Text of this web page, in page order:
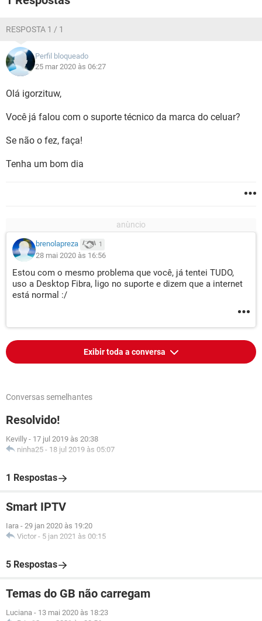
RESPOSTA 1 / 1
Perfil bloqueado
25 mar 2020 às 06:27
Olá igorzituw,
Você já falou com o suporte técnico da marca do celuar?
Se não o fez, faça!
Tenha um bom dia
brenolapreza 1
28 mai 2020 às 16:56
Estou com o mesmo problema que você, já tentei TUDO,
uso a Desktop Fibra, ligo no suporte e dizem que a internet
está normal :/
Exibir toda a conversa
Conversas semelhantes
Resolvido!
Kevilly - 17 jul 2019 às 20:38
ninha25 - 18 jul 2019 às 05:07
1 Respostas
Smart IPTV
Iara - 29 jan 2020 às 19:20
Victor - 5 jan 2021 às 00:15
5 Respostas
Temas do GB não carregam
Luciana - 13 mai 2020 às 18:23